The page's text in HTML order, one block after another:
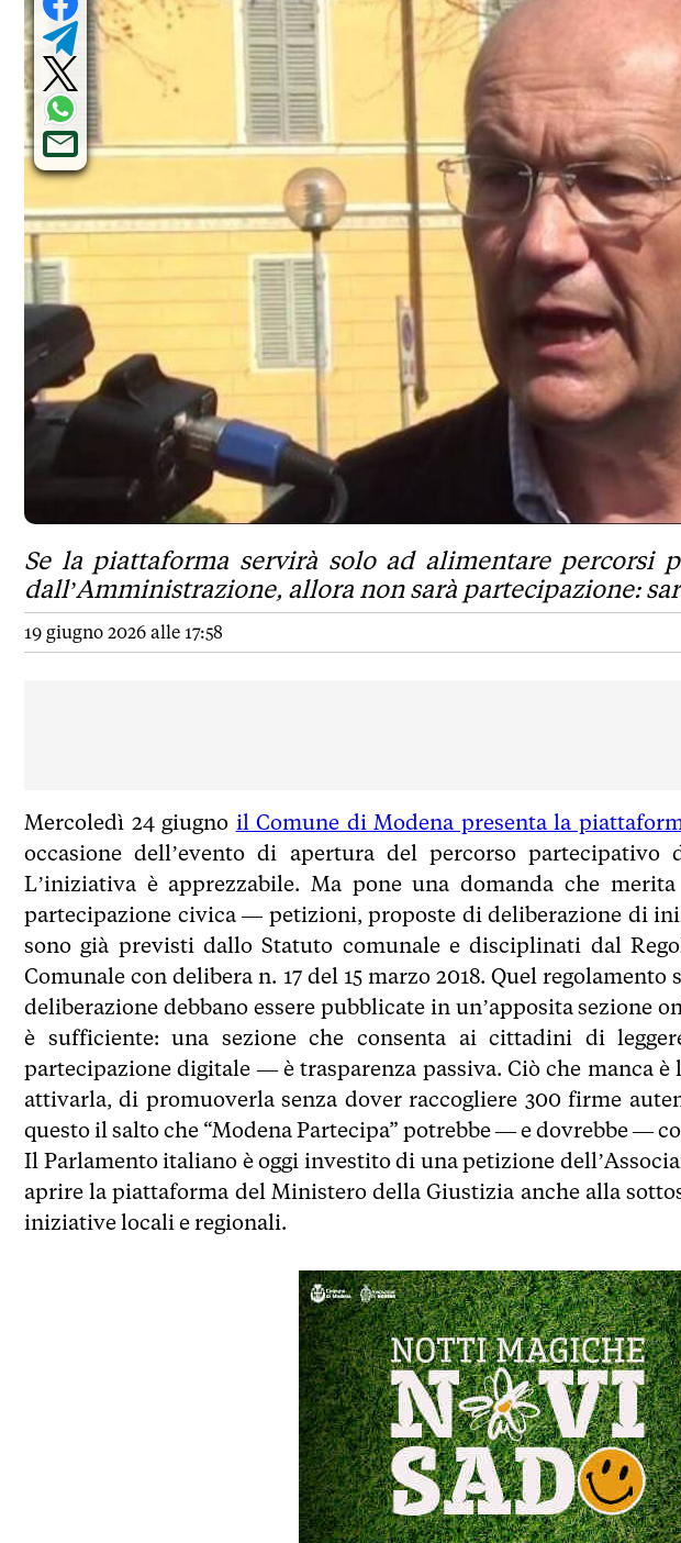
Se la piattaforma servirà solo ad alimentare percorsi
dall’Amministrazione, allora non sarà partecipazione:
19 giugno 2026 alle 17:58
Mercoledì 24 giugno il Comune di Modena presenta la
occasione dell’evento di apertura del percorso partecipativo
L’iniziativa è apprezzabile. Ma pone una domanda che
partecipazione civica — petizioni, proposte di deliberazione di
sono già previsti dallo Statuto comunale e disciplinati dal
Comunale con delibera n. 17 del 15 marzo 2018. Quel
deliberazione debbano essere pubblicate in un’apposita sezione
è sufficiente: una sezione che consenta ai cittadini di
partecipazione digitale — è trasparenza passiva. Ciò che manca
attivarla, di promuoverla senza dover raccogliere 300 firme
questo il salto che “Modena Partecipa” potrebbe — e dovrebbe —
Il Parlamento italiano è oggi investito di una petizione
aprire la piattaforma del Ministero della Giustizia anche alla
iniziative locali e regionali.